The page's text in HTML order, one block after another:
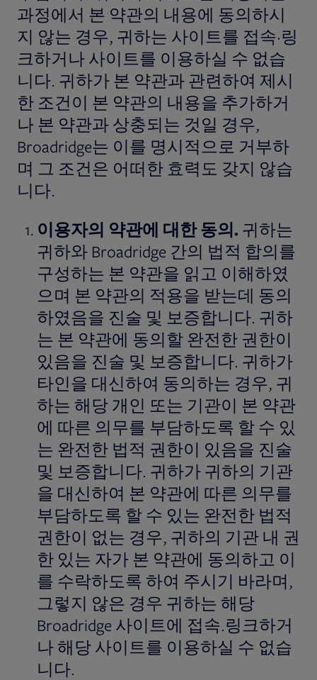
과정에서 본 약관의 내용에 동의하시
지 않는 경우, 귀하는 사이트를 접속·링
크하거나 사이트를 이용하실 수 없습
니다. 귀하가 본 약관과 관련하여 제시
한 조건이 본 약관의 내용을 추가하거
나 본 약관과 상충되는 것일 경우,
Broadridge는 이를 명시적으로 거부하
며 그 조건은 어떠한 효력도 갖지 않습
니다.
이용자의 약관에 대한동의. 귀하는
귀하와 Broadridge 간의 법적 합의를
구성하는 본 약관을 읽고 이해하였
으며 본 약관의 적용을 받는데 동의
하였음을 진술 및 보증합니다. 귀하
는 본 약관에 동의할 완전한 권한이
있음을 진술 및 보증합니다. 귀하가
타인을 대신하여 동의하는 경우, 귀
하는 해당 개인 또는 기관이 본 약관
에 따른 의무를 부담하도록 할 수 있
는 완전한 법적 권한이 있음을 진술
및 보증합니다. 귀하가 귀하의 기관
을 대신하여 본 약관에 따른 의무를
부담하도록 할 수 있는 완전한 법적
권한이 없는 경우, 귀하의 기관 내 권
한 있는 자가 본 약관에 동의하고 이
를 수락하도록 하여 주시기 바라며,
그렇지 않은 경우 귀하는 해당
Broadridge 사이트에 접속.링크하거
나 해당 사이트를 이용하실 수 없습
니다.